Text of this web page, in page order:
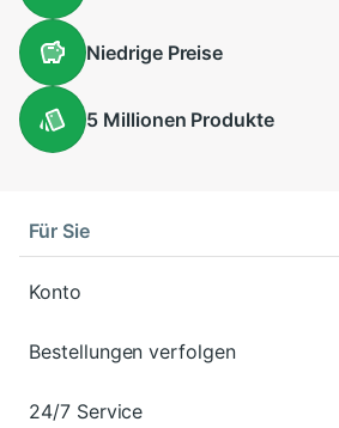
NiedrigePreise
5 Millionen Produkte
Für Sie
Konto
Bestellungen verfolgen
24/7 Service